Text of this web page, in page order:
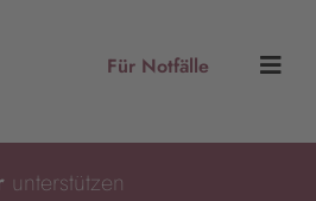
Für Notfälle
unterstützen